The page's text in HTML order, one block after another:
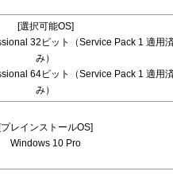
[選択可能OS]
32ビット（Service Pack 1 適用
み）
64ビット（Service Pack 1 適用
み）
レインストールOS]
Windows 10 Pro